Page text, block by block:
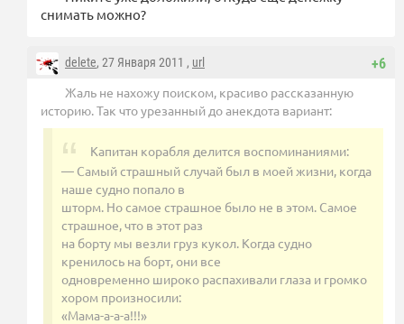
снимать можно?
+6
delete, 27 Января 2011 , url
Жаль не нахожу поиском, красиво рассказанную
историю. Так что урезанный до анекдота вариант:
Капитан корабля делится воспоминаниями:
— Самый страшный случай был в моей жизни, когда
наше судно попало в
шторм. Но самое страшное было не в этом. Самое
страшное, что в этот раз
на борту мы везли груз кукол. Когда судно
кренилось на борт, они все
одновременно широко распахивали глаза и громко
хором произносили:
«Мама-а-а-а!!!»